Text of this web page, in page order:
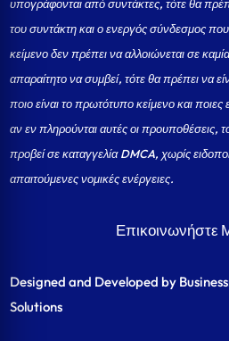
υπογράφονται από συντάκτες, τότε θα
του συντάκτη και ο ενεργός σύνδεσμος
κείμενο δεν πρέπει να αλλοιώνεται σε
απαραίτητο να συμβεί, τότε θα πρέπει να
ποιο είναι το πρωτότυπο κείμενο και ποιες
αν εν πληρούνται αυτές οι προυποθέσεις,
προβεί σε καταγγελία DMCA, χωρίς
απαιτούμενες νομικές ενέργειες.
Επικοινωνήστε
Designed and Developed by
Solutions